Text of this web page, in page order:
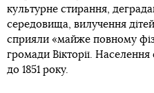
культурне стирання,
середовища, вилучення
сприяли «майже повному
громади Вікторії.
до 1851 року.